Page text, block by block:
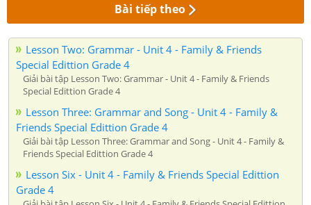
Bài tiếp theo
Lesson Two: Grammar - Unit 4 - Family & Friends
Special Edittion Grade 4
Giải bài tập Lesson Two: Grammar - Unit 4 - Family & Friends
Special Edittion Grade 4
Lesson Three: Grammar and Song - Unit 4 - Family &
Friends Special Edittion Grade 4
Giải bài tập Lesson Three: Grammar and Song - Unit 4 - Family &
Friends Special Edittion Grade 4
Lesson Six - Unit 4 - Family & Friends Special Edittion
Grade 4